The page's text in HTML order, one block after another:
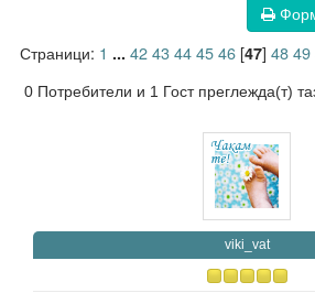
Страници: 1 ... 4243444546[47] 4849
0 Потребители и 1 Гост преглежда(т)
viki_vat